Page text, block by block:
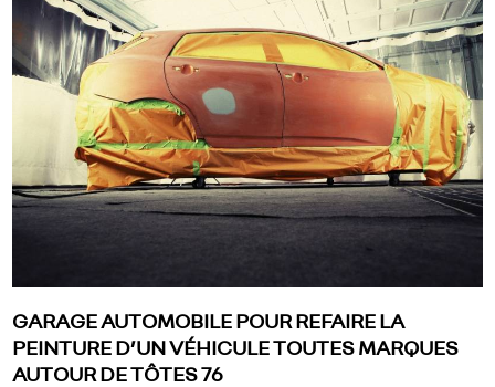
GARAGE AUTOMOBILE POUR REFAIRE LA
PEINTURE D’UN VÉHICULE TOUTES MARQUES
AUTOUR DE TÔTES 76